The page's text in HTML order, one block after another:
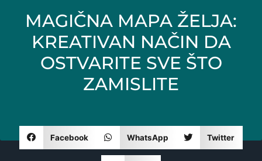
MAGIČNA MAPA ŽELJA:
KREATIVAN NAČIN DA
OSTVARITE SVE ŠTO
ZAMISLITE
Facebook WhatsApp Twitter